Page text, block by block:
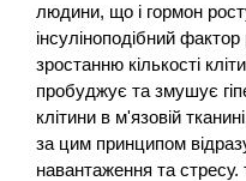
людини, що і гормон
інсуліноподібний
зростанню кількості
пробуджує та змушує
клітини в м'язовій
за цим принципом
навантаження та